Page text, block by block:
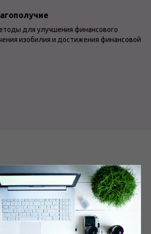
для улучшения финансового
изобилия и достижения финансовой
курса
преимущества курса:
подход, опытные